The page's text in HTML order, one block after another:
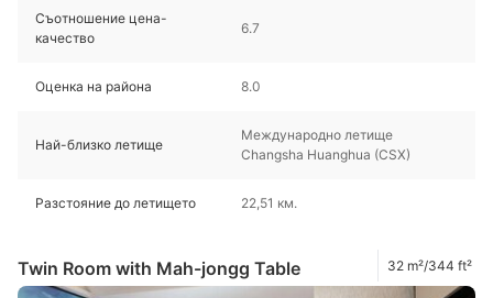
Съотношение цена-
качество
6.7
Оценка на района 8.0
Най-близко летище
Международно летище
Changsha Huanghua (CSX)
Разстояние до летището 22,51 км.
Twin Room with Mah-jongg Table 32 m²/344 ft²